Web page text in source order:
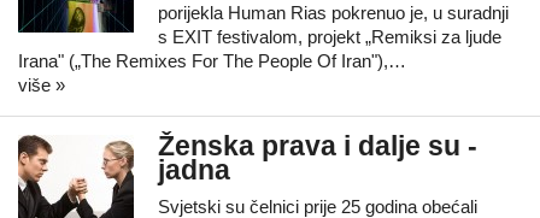
porijekla Human Rias pokrenuo je, u suradnji
s EXIT festivalom, projekt „Remiksi za ljude
Irana" („The Remixes For The People Of Iran"),…
više »
Ženska prava i dalje su -
jadna
Svjetski su čelnici prije 25 godina obećali